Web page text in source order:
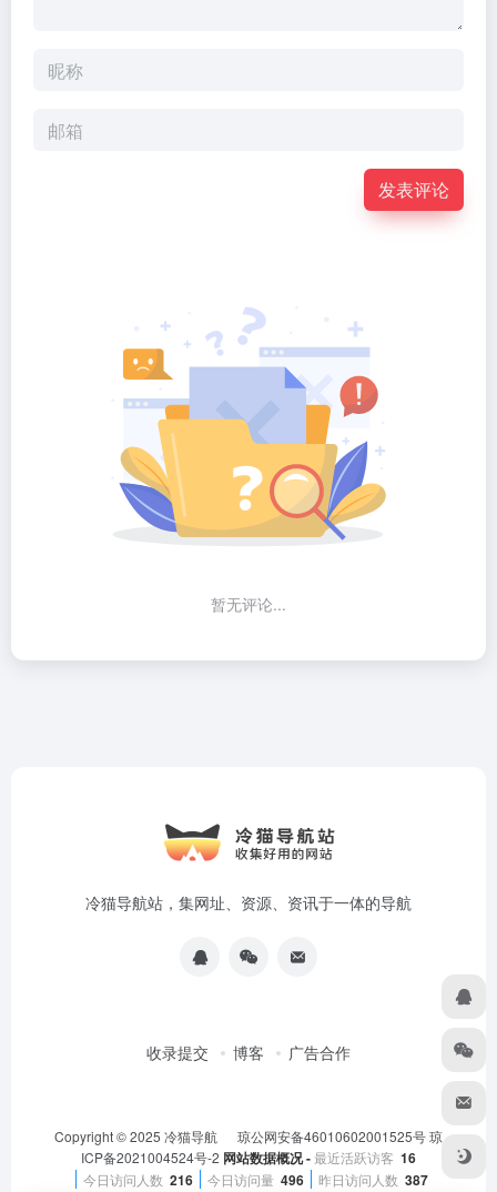
发表评论
暂无评论...
冷猫导航站，集网址、资源、资讯于一体的导航
收录提交 博客 广告合作
Copyright © 2025 冷猫导航 琼公网安备46010602001525号琼
ICP备2021004524号-2 网站数据概况 -最近活跃访客 16
今日访问人数 216 今日访问量 496 昨日访问人数 387